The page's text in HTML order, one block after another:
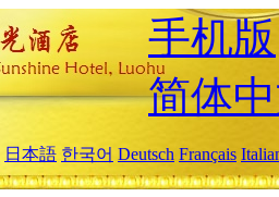
手机版
简体
日本語 한국어 Deutsch Français